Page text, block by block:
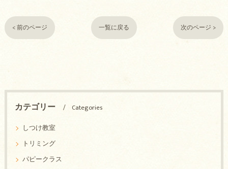
< 前のページ 一覧に戻る 次のページ >
カテゴリー
Categories
しつけ教室
トリミング
パピークラス